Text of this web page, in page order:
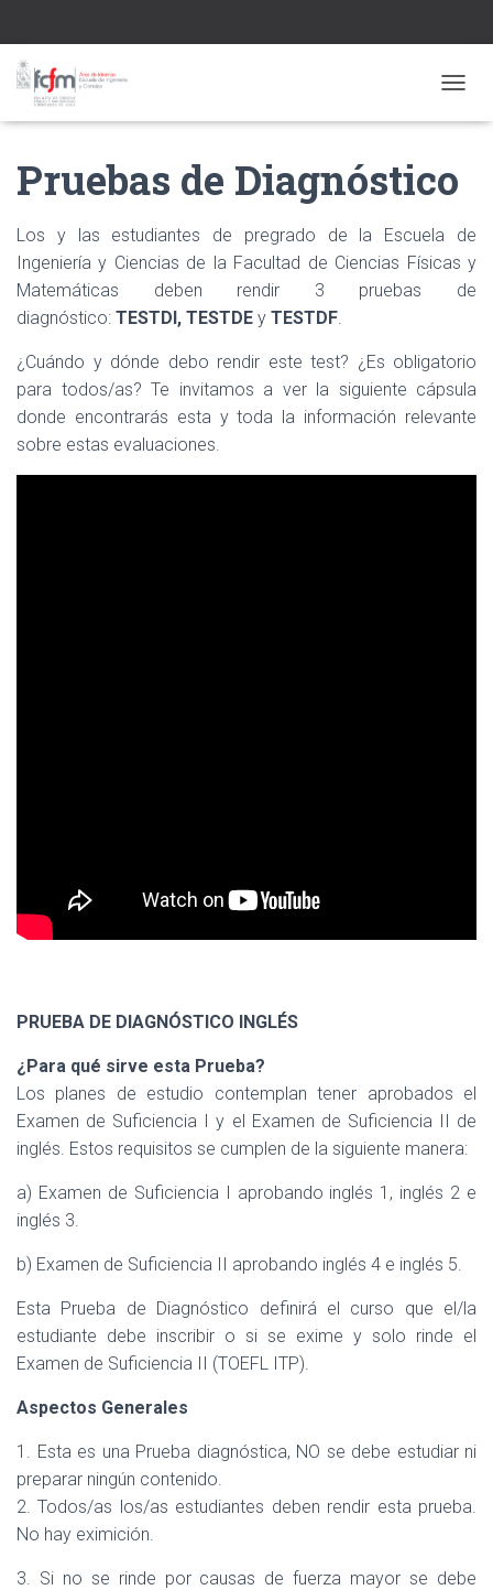
Pruebas de Diagnóstico
Los y las estudiantes de pregrado de la Escuela de
Ingeniería y Ciencias de la Facultad de Ciencias Físicas y
Matemáticas deben rendir 3 pruebas de
diagnóstico: TESTDI, TESTDE y TESTDF.
¿Cuándo y dónde debo rendir este test? ¿Es obligatorio
para todos/as? Te invitamos a ver la siguiente cápsula
donde encontrarás esta y toda la información relevante
sobre estas evaluaciones.
PRUEBA DE DIAGNÓSTICO INGLÉS
¿Para qué sirve esta Prueba?
Los planes de estudio contemplan tener aprobados el
Examen de Suficiencia I y el Examen de Suficiencia II de
inglés. Estos requisitos se cumplen de la siguiente manera:
a) Examen de Suficiencia I aprobando inglés 1, inglés 2 e
inglés 3.
b) Examen de Suficiencia II aprobando inglés 4 e inglés 5.
Esta Prueba de Diagnóstico definirá el curso que el/la
estudiante debe inscribir o si se exime y solo rinde el
Examen de Suficiencia II (TOEFL ITP).
Aspectos Generales
1. Esta es una Prueba diagnóstica, NO se debe estudiar ni
preparar ningún contenido.
2. Todos/as los/as estudiantes deben rendir esta prueba.
No hay eximición.
3. Si no se rinde por causas de fuerza mayor se debe